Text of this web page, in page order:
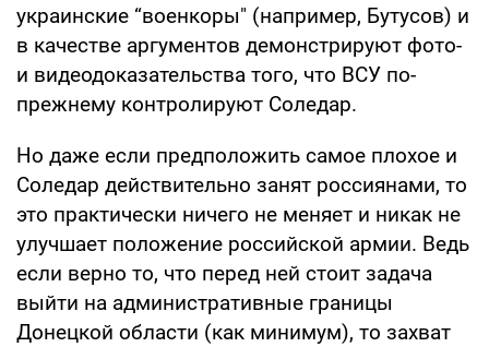
украинские “военкоры" (например, Бутусов) и
в качестве аргументов демонстрируют фото-
и видеодоказательства того, что ВСУ по-
прежнему контролируют Соледар.
Но даже если предположить самое плохое и
Соледар действительно занят россиянами, то
это практически ничего не меняет и никак не
улучшает положение российской армии. Ведь
если верно то, что перед ней стоит задача
выйти на административные границы
Донецкой области (как минимум), то захват